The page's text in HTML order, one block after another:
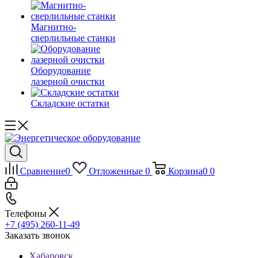
Магнитно-
сверлильные станки
Оборудование
лазерной очистки
Складские остатки
Сравнение0 Отложенные 0 Корзина0 0
Телефоны
+7 (495) 260-11-49
Заказать звонок
Хабаровск